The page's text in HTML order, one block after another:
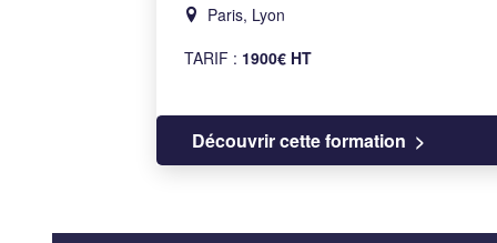
Paris, Lyon
TARIF : 1900€ HT
Découvrir cette formation